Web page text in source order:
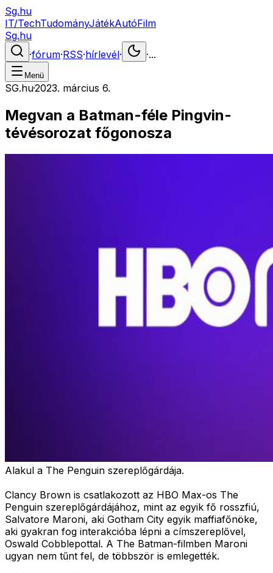
Sg.hu
IT/TechTudományJátékAutóFilm
Sg.hu
·fórum·RSS·hírlevél· ·...
Menü
SG.hu·2023. március 6.
Megvan a Batman-féle Pingvin-
tévésorozat főgonosza
Alakul a The Penguin szereplőgárdája.
Clancy Brown is csatlakozott az HBO Max-os The
Penguin szereplőgárdájához, mint az egyik fő rosszfiú,
Salvatore Maroni, aki Gotham City egyik maffiafőnöke,
aki gyakran fog interakcióba lépni a címszereplővel,
Oswald Cobblepottal. A The Batman-filmben Maroni
ugyan nem tűnt fel, de többször is emlegették.